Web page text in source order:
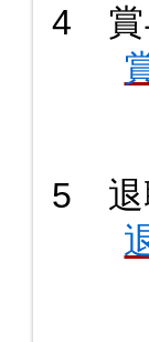
4 賞
5 退